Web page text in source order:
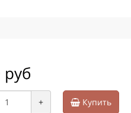
руб
+ Купить